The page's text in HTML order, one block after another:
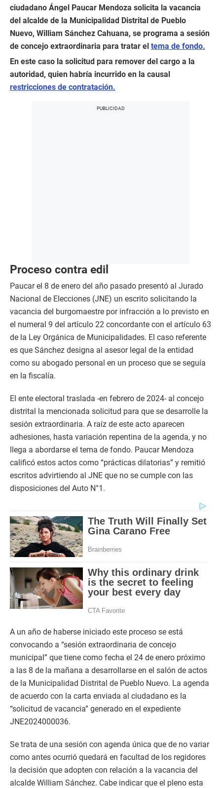
ciudadano Ángel Paucar Mendoza solicita la vacancia
del alcalde de la Municipalidad Distrital de Pueblo
Nuevo, William Sánchez Cahuana, se programa a sesión
de concejo extraordinaria para tratar el tema de fondo.
En este caso la solicitud para remover del cargo a la
autoridad, quien habría incurrido en la causal
restricciones de contratación.
Proceso contra edil
Paucar el 8 de enero del año pasado presentó al Jurado
Nacional de Elecciones (JNE) un escrito solicitando la
vacancia del burgomaestre por infracción a lo previsto en
el numeral 9 del artículo 22 concordante con el artículo 63
de la Ley Orgánica de Municipalidades. El caso referente
es que Sánchez designa al asesor legal de la entidad
como su abogado personal en un proceso que se seguía
en la fiscalía.
El ente electoral traslada -en febrero de 2024- al concejo
distrital la mencionada solicitud para que se desarrolle la
sesión extraordinaria. A raíz de este acto aparecen
adhesiones, hasta variación repentina de la agenda, y no
llega a abordarse el tema de fondo. Paucar Mendoza
calificó estos actos como “prácticas dilatorias” y remitió
escritos advirtiendo al JNE que no se cumple con las
disposiciones del Auto N°1.
A un año de haberse iniciado este proceso se está
convocando a “sesión extraordinaria de concejo
municipal” que tiene como fecha el 24 de enero próximo
a las 8 de la mañana a desarrollarse en el salón de actos
de la Municipalidad Distrital de Pueblo Nuevo. La agenda
de acuerdo con la carta enviada al ciudadano es la
“solicitud de vacancia” generado en el expediente
JNE2024000036.
Se trata de una sesión con agenda única que de no variar
como antes ocurrió quedará en facultad de los regidores
la decisión que adopten con relación a la vacancia del
alcalde William Sánchez. Cabe indicar que el pleno esta